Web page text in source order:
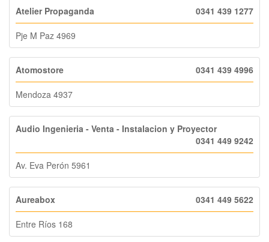
Atelier Propaganda 0341 439 1277
Pje M Paz 4969
Atomostore 0341 439 4996
Mendoza 4937
Audio Ingenieria - Venta - Instalacion y Proyector
0341 449 9242
Av. Eva Perón 5961
Aureabox 0341 449 5622
Entre Ríos 168